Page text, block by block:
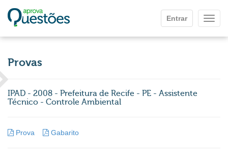
Entrar
Provas
IPAD - 2008 - Prefeitura de Recife - PE - Assistente
Técnico - Controle Ambiental
Prova Gabarito